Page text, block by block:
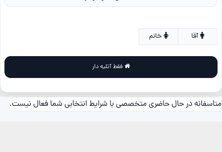
خانم
متاسفانه در حال حاضری متخصصی با شرایط انتخابی شما فعال نیست.